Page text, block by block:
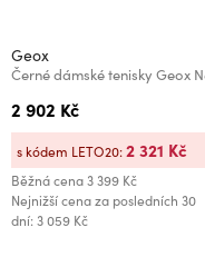
Geox
2 902 Kč
Běžná cena3 399 Kč
Nejnižší cena za posledních 30
dní: 3 059 Kč
s kódem LETO20:2 321 Kč